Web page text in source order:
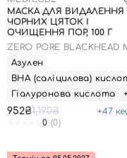
МАСКА ДЛЯ ВИДАЛЕННЯ
ЧОРНИХ ЦЯТОК І
ОЧИЩЕННЯ ПОР, 100 Г
ZERO PORE BLACKHEAD
MASK
Азулен
ВНА (саліцилова)
Гіалуронова кислота
952₴1,190₴ +47
0 (0)